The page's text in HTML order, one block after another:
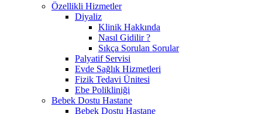
Özellikli Hizmetler
Diyaliz
Klinik Hakkında
Nasıl Gidilir ?
Sıkça Sorulan Sorular
Palyatif Servisi
Evde Sağlık Hizmetleri
Fizik Tedavi Ünitesi
Ebe Polikliniği
Bebek Dostu Hastane
Bebek Dostu Hastane